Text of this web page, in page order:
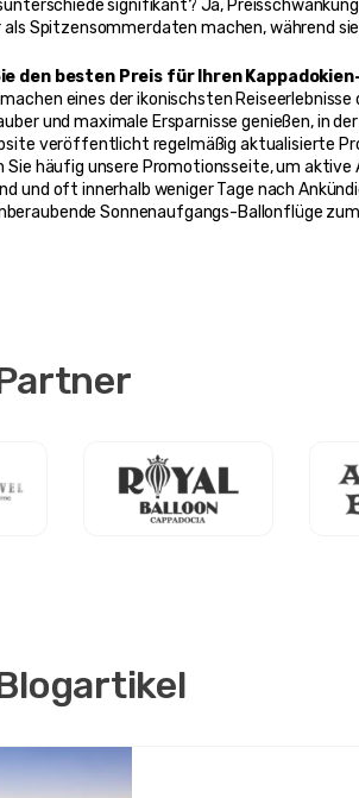
signifikant? Ja,
Spitzensommerdaten machen, während
den besten Preis für Ihren
eines der ikonischsten
und maximale Ersparnisse genießen, in
veröffentlicht regelmäßig aktualisierte
Sie häufig unsere Promotionsseite, um
und oft innerhalb weniger Tage nach
Sonnenaufgangs-Ballonflüge